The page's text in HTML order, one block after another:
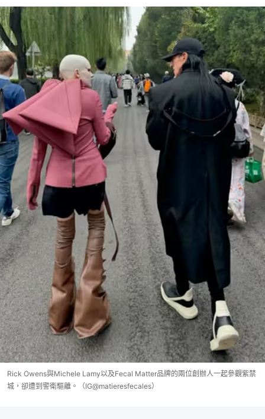
Rick Owens與Michele Lamy以及Fecal Matter品牌的兩位創辦人一起參觀紫禁
城，卻遭到警衛驅離。（IG@matieresfecales）